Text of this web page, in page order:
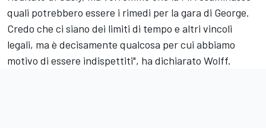
quali potrebbero essere i rimedi per la gara di George.
Credo che ci siano dei limiti di tempo e altri vincoli
legali, ma è decisamente qualcosa per cui abbiamo
motivo di essere indispettiti", ha dichiarato Wolff.